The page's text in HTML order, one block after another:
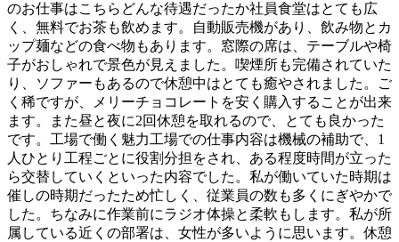
のお仕事はこちらどんな待遇だったか社員食堂はとても広
く、無料でお茶も飲めます。自動販売機があり、飲み物とカ
ップ麺などの食べ物もあります。窓際の席は、テーブルや椅
子がおしゃれで景色が見えました。喫煙所も完備されていた
り、ソファーもあるので休憩中はとても癒やされました。ご
く稀ですが、メリーチョコレートを安く購入することが出来
ます。また昼と夜に2回休憩を取れるので、とても良かった
です。工場で働く魅力工場での仕事内容は機械の補助で、1
人ひとり工程ごとに役割分担をされ、ある程度時間が立った
ら交替していくといった内容でした。私が働いていた時期は
催しの時期だったため忙しく、従業員の数も多くにぎやかで
した。ちなみに作業前にラジオ体操と柔軟もします。私が所
属している近くの部署は、女性が多いように思います。休憩